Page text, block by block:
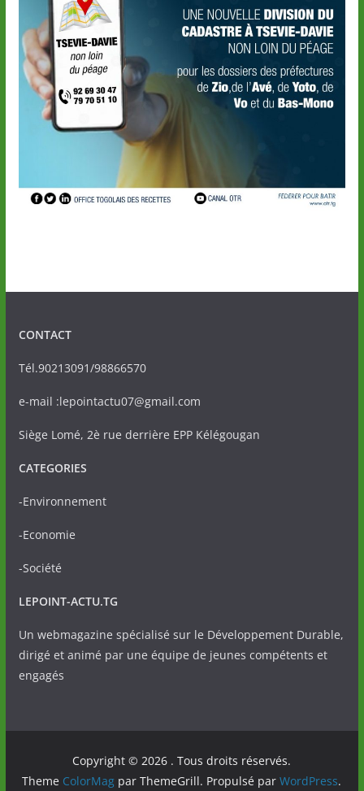
CONTACT
Tél.90213091/98866570
e-mail :lepointactu07@gmail.com
Siège Lomé, 2è rue derrière EPP Kélégougan
CATEGORIES
-Environnement
-Economie
-Société
LEPOINT-ACTU.TG
Un webmagazine spécialisé sur le Développement Durable,
dirigé et animé par une équipe de jeunes compétents et
engagés
Copyright © 2026 . Tous droits réservés.
Theme ColorMag par ThemeGrill. Propulsé parWordPress.